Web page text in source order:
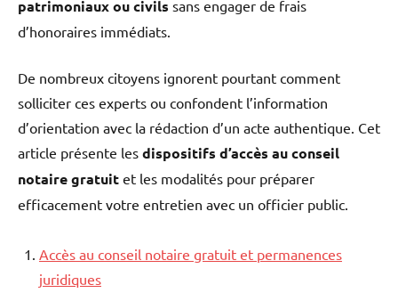
patrimoniaux ou civils sans engager de frais
d’honoraires immédiats.
De nombreux citoyens ignorent pourtant comment
solliciter ces experts ou confondent l’information
d’orientation avec la rédaction d’un acte authentique. Cet
article présente les dispositifs d’accès au conseil
notaire gratuit et les modalités pour préparer
efficacement votre entretien avec un officier public.
Accès au conseil notaire gratuit et permanences
juridiques